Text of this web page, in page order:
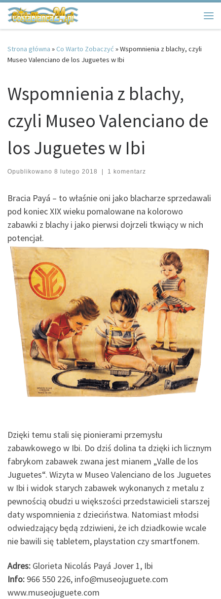
Przejdź do treści
Strona główna »Co Warto Zobaczyć »Wspomnienia z blachy, czyli
Museo Valenciano de los Juguetes w Ibi
Wspomnienia z blachy,
czyli Museo Valenciano de
los Juguetes w Ibi
Opublikowano 8 lutego 2018 | 1 komentarz
Bracia Payá – to właśnie oni jako blacharze sprzedawali
pod koniec XIX wieku pomalowane na kolorowo
zabawki z blachy i jako pierwsi dojrzeli tkwiący w nich
potencjał.
Dzięki temu stali się pionierami przemysłu
zabawkowego w Ibi. Do dziś dolina ta dzięki ich licznym
fabrykom zabawek zwana jest mianem „Valle de los
Juguetes“. Wizyta w Museo Valenciano de los Juguetes
w Ibi i widok starych zabawek wykonanych z metalu z
pewnością obudzi u większości przedstawicieli starszej
daty wspomnienia z dzieciństwa. Natomiast młodsi
odwiedzający będą zdziwieni, że ich dziadkowie wcale
nie bawili się tabletem, playstation czy smartfonem.
Adres: Glorieta Nicolás Payá Jover 1, Ibi
Info: 966 550 226, info@museojuguete.com
www.museojuguete.com